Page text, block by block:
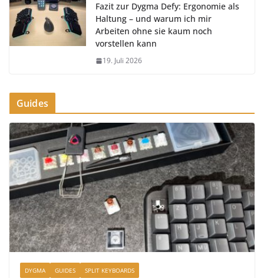
Fazit zur Dygma Defy: Ergonomie als
Haltung – und warum ich mir
Arbeiten ohne sie kaum noch
vorstellen kann
19. Juli 2026
Guides
DYGMA GUIDES SPLIT KEYBOARDS